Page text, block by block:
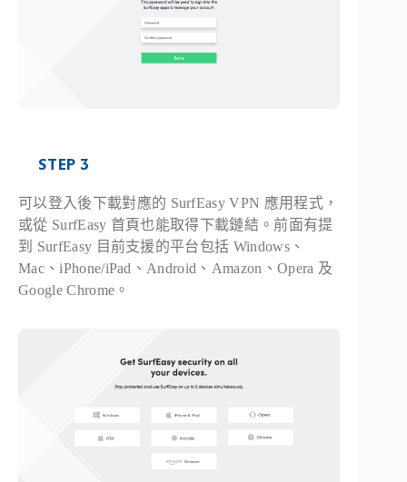
STEP 3
可以登入後下載對應的 SurfEasy VPN 應用程式，
或從 SurfEasy 首頁也能取得下載鏈結。前面有提
到 SurfEasy 目前支援的平台包括 Windows、
Mac、iPhone/iPad、Android、Amazon、Opera 及
Google Chrome。